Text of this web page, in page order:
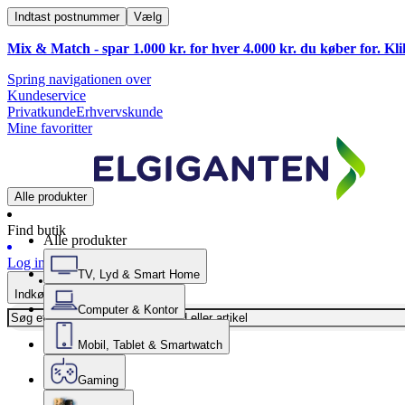
Indtast postnummer Vælg
Mix & Match - spar 1.000 kr. for hver 4.000 kr. du køber for.
Spring navigationen over
Kundeservice
PrivatkundeErhvervskunde
Mine favoritter
Alle produkter
Find butik
Log ind
Indkøbskurv
Alle produkter
TV, Lyd & Smart Home
Computer & Kontor
Mobil, Tablet & Smartwatch
Gaming